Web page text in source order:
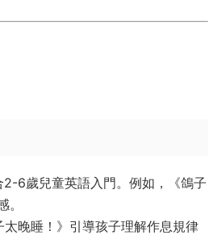
6歲兒童英語入門。例如，《鴿子
太晚睡！》引導孩子理解作息規律